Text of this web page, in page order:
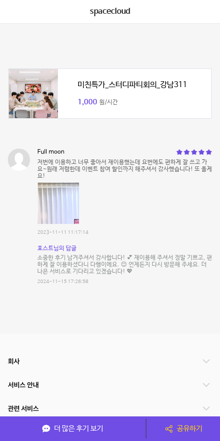
spacecloud
미친특가_스터디파티회의_강남311
1,000 원/시간
Full moon
저번에 이용하고 너무 좋아서 재이용했는데 요번에도 편하게 잘 쓰고 가
요~원래 저렴한데 이벤트 참여 할인까지 해주셔서 감사했습니다! 또 올게
요!
2023-11-11 11:17:14
호스트님의 답글
소중한 후기 남겨주셔서 감사합니다! 💕 재이용해 주셔서 정말 기쁘고, 편
하게 잘 이용하셨다니 다행이에요. 😊 언제든지 다시 방문해 주세요. 더
나은 서비스로 기다리고 있겠습니다! 💖
2024-11-15 17:26:58
더 많은 후기 보기 공유하기
회사
서비스 안내
관련 서비스